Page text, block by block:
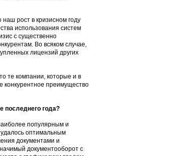
наш рост в кризисном году
использования систем
с существенно
Во всяком случае,
лицензий других
те компании, которые и в
конкурентное преимущество
последнего года?
популярным и
оптимальным
документами и
документооборот с